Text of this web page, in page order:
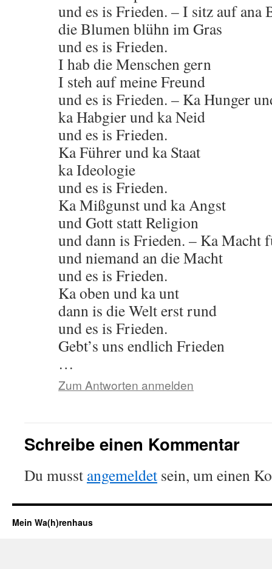
und es is Frieden. – I sitz auf ana
die Blumen blühn im Gras
und es is Frieden.
I hab die Menschen gern
I steh auf meine Freund
und es is Frieden. – Ka Hunger
ka Habgier und ka Neid
und es is Frieden.
Ka Führer und ka Staat
ka Ideologie
und es is Frieden.
Ka Mißgunst und ka Angst
und Gott statt Religion
und dann is Frieden. – Ka Macht
und niemand an die Macht
und es is Frieden.
Ka oben und ka unt
dann is die Welt erst rund
und es is Frieden.
Gebt’s uns endlich Frieden
…
Zum Antworten anmelden
Schreibe einen Kommentar
Du musst angemeldet sein, um einen
Mein Wa(h)renhaus